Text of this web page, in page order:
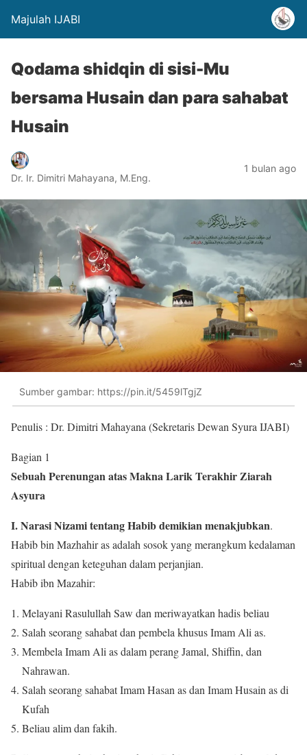
Majulah IJABI
Qodama shidqin di sisi-Mu
bersama Husain dan para sahabat
Husain
Dr. Ir. Dimitri Mahayana, M.Eng.
1 bulan ago
Sumber gambar: https://pin.it/5459lTgjZ
Penulis : Dr. Dimitri Mahayana (Sekretaris Dewan Syura IJABI)
Bagian 1
Sebuah Perenungan atas Makna Larik Terakhir Ziarah
Asyura
I. Narasi Nizami tentang Habib demikian menakjubkan.
Habib bin Mazhahir as adalah sosok yang merangkum kedalaman
spiritual dengan keteguhan dalam perjanjian.
Habib ibn Mazahir:
Melayani Rasulullah Saw dan meriwayatkan hadis beliau
Salah seorang sahabat dan pembela khusus Imam Ali as.
Membela Imam Ali as dalam perang Jamal, Shiffin, dan
Nahrawan.
Salah seorang sahabat Imam Hasan as dan Imam Husain as di
Kufah
Beliau alim dan fakih.